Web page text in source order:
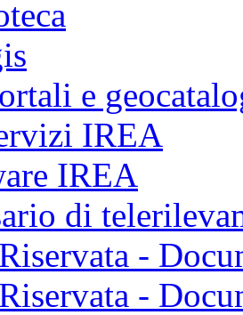
e
IREA
IREA
di
-
-